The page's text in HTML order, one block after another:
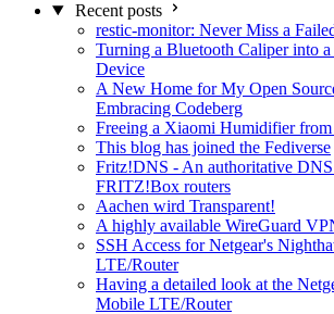
Recent posts
restic-monitor: Never Miss a
Turning a Bluetooth Caliper into
Device
A New Home for My Open
Embracing Codeberg
Freeing a Xiaomi Humidifier
This blog has joined the Fediverse
Fritz!DNS - An authoritative
FRITZ!Box routers
Aachen wird Transparent!
A highly available WireGuard
SSH Access for Netgear's
LTE/Router
Having a detailed look at the
Mobile LTE/Router